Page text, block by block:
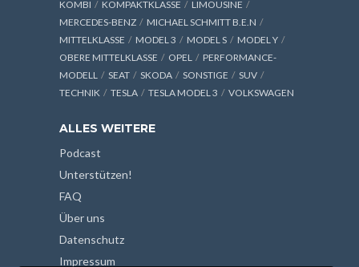
KOMBI
KOMPAKTKLASSE
LIMOUSINE
MERCEDES-BENZ
MICHAEL SCHMITT B.E.N
MITTELKLASSE
MODEL 3 MODEL S
MODEL Y
OBERE MITTELKLASSE
OPEL
PERFORMANCE-
MODELL
SEAT SKODA SONSTIGE
SUV
TECHNIK
TESLA TESLA MODEL 3 VOLKSWAGEN
ALLES WEITERE
Podcast
Unterstützen!
FAQ
Über uns
Datenschutz
Impressum